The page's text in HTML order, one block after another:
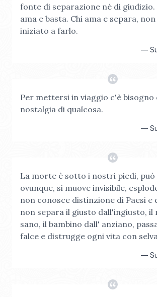
fonte di separazione né di giudizio.
ama e basta. Chi ama e separa,
iniziato a farlo.
—
Per mettersi in viaggio c'è bisogno
nostalgia di qualcosa.
—
La morte è sotto i nostri piedi,
ovunque, si muove invisibile,
non conosce distinzione di Paesi e
non separa il giusto dall'ingiusto, il
sano, il bambino dall' anziano,
falce e distrugge ogni vita con
—